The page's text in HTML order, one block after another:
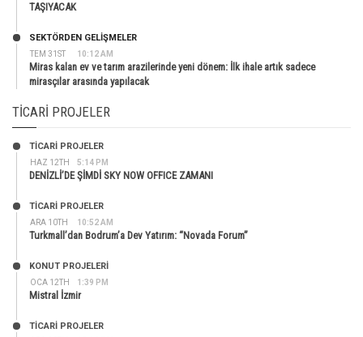
TAŞIYACAK
TEM 31ST 10:12 AM
SEKTÖRDEN GELIŞMELER
Miras kalan ev ve tarım arazilerinde yeni dönem: İlk ihale artık sadece
mirasçılar arasında yapılacak
TICARI PROJELER
HAZ 12TH 5:14 PM
TİCARİ PROJELER
DENİZLİ’DE ŞİMDİ SKY NOW OFFICE ZAMANI
ARA 10TH 10:52 AM
TİCARİ PROJELER
Turkmall’dan Bodrum’a Dev Yatırım: “Novada Forum”
OCA 12TH 1:39 PM
KONUT PROJELERI
Mistral İzmir
TİCARİ PROJELER